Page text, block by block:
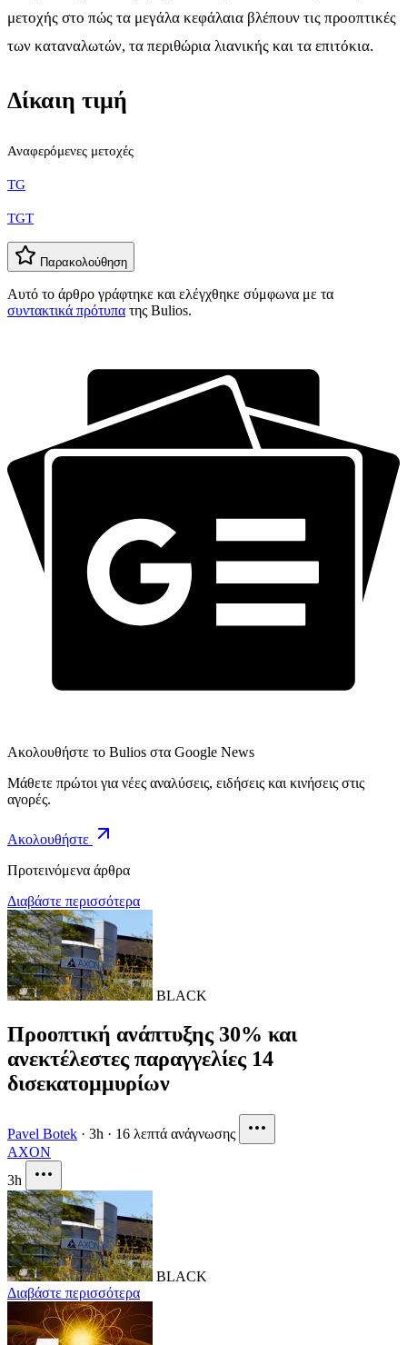
μετοχής στο πώς τα μεγάλα κεφάλαια βλέπουν τις προοπτικές
των καταναλωτών, τα περιθώρια λιανικής και τα επιτόκια.
Δίκαιη τιμή
Αναφερόμενες μετοχές
TG
TGT
Παρακολούθηση
Αυτό το άρθρο γράφτηκε και ελέγχθηκε σύμφωνα με τα
συντακτικά πρότυπα της Bulios.
Ακολουθήστε το Bulios στα Google News
Μάθετε πρώτοι για νέες αναλύσεις, ειδήσεις και κινήσεις στις
αγορές.
Ακολουθήστε
Προτεινόμενα άρθρα
Διαβάστε περισσότερα
BLACK
Προοπτική ανάπτυξης 30% και
ανεκτέλεστες παραγγελίες 14
δισεκατομμυρίων
Pavel Botek · 3h · 16 λεπτά ανάγνωσης
AXON
3h
BLACK
Διαβάστε περισσότερα